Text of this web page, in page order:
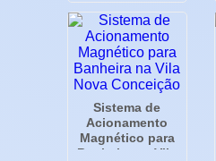
Sistema de
Acionamento
Magnético para
Banheira na Vila